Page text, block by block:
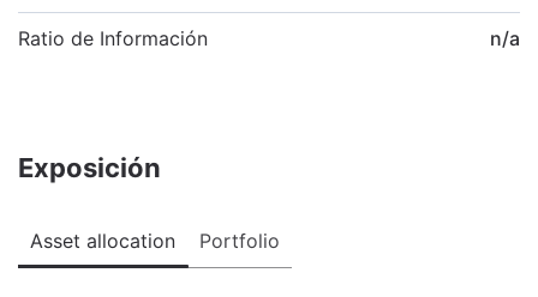
Ratio de Información n/a
Exposición
Asset allocation Portfolio